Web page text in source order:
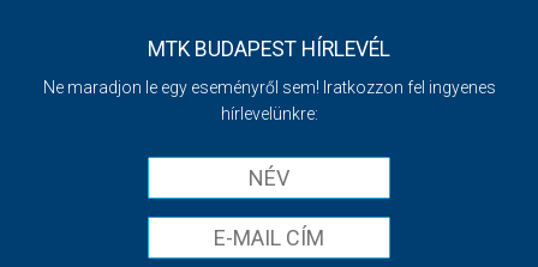
MTK BUDAPEST HÍRLEVÉL
Ne maradjon le egy eseményről sem! Iratkozzon fel ingyenes
hírlevelünkre: